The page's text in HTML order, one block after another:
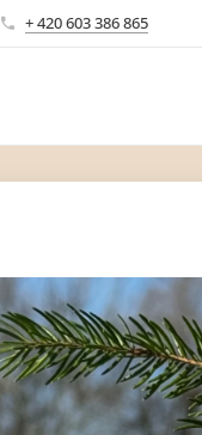
+ 420 603 386 865